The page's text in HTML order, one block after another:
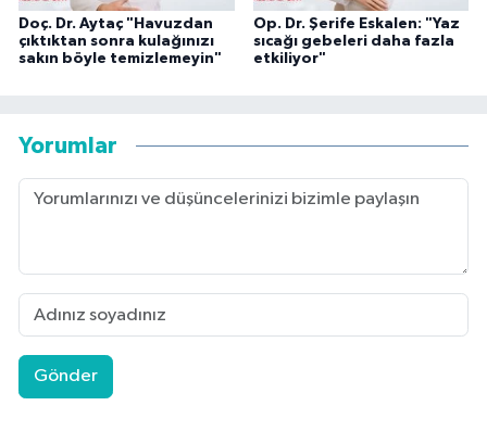
Doç. Dr. Aytaç "Havuzdan
çıktıktan sonra kulağınızı
sakın böyle temizlemeyin"
Op. Dr. Şerife Eskalen: "Yaz
sıcağı gebeleri daha fazla
etkiliyor"
Yorumlar
Gönder